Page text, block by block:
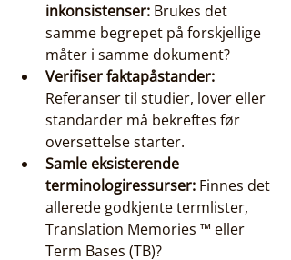
inkonsistenser: Brukes det
samme begrepet på forskjellige
måter i samme dokument?
Verifiser faktapåstander:
Referanser til studier, lover eller
standarder må bekreftes før
oversettelse starter.
Samle eksisterende
terminologiressurser: Finnes det
allerede godkjente termlister,
Translation Memories ™ eller
Term Bases (TB)?